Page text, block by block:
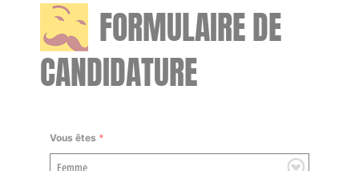
FORMULAIRE DE
CANDIDATURE
Vous êtes *